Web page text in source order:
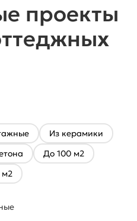
проекты
Из керамики
До 100 м2
м2